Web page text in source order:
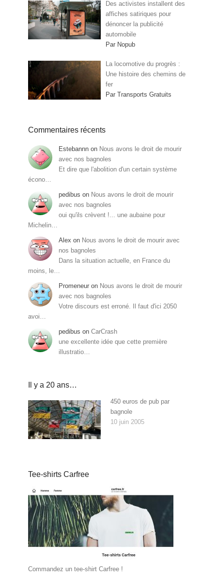
Des activistes installent des
affiches satiriques pour
dénoncer la publicité
automobile
Par Nopub
La locomotive du progrès :
Une histoire des chemins de
fer
Par Transports Gratuits
Commentaires récents
Estebannn on Nous avons le droit de mourir
avec nos bagnoles
Et dire que l'abolition d'un certain système
écono…
pedibus on Nous avons le droit de mourir
avec nos bagnoles
oui qu'ils crèvent !... une aubaine pour
Michelin…
Alex on Nous avons le droit de mourir avec
nos bagnoles
Dans la situation actuelle, en France du
moins, le…
Promeneur on Nous avons le droit de mourir
avec nos bagnoles
Votre discours est erroné. Il faut d'ici 2050
avoi…
pedibus on CarCrash
une excellente idée que cette première
illustratio…
Il y a 20 ans…
450 euros de pub par
bagnole
10 juin 2005
Tee-shirts Carfree
Commandez un tee-shirt Carfree !